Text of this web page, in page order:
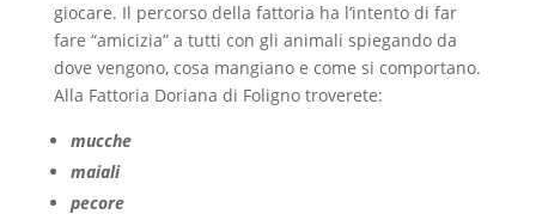
giocare. Il percorso della fattoria ha l’intento di far
fare “amicizia” a tutti con gli animali spiegando da
dove vengono, cosa mangiano e come si comportano.
Alla Fattoria Doriana di Foligno troverete:
mucche
maiali
pecore